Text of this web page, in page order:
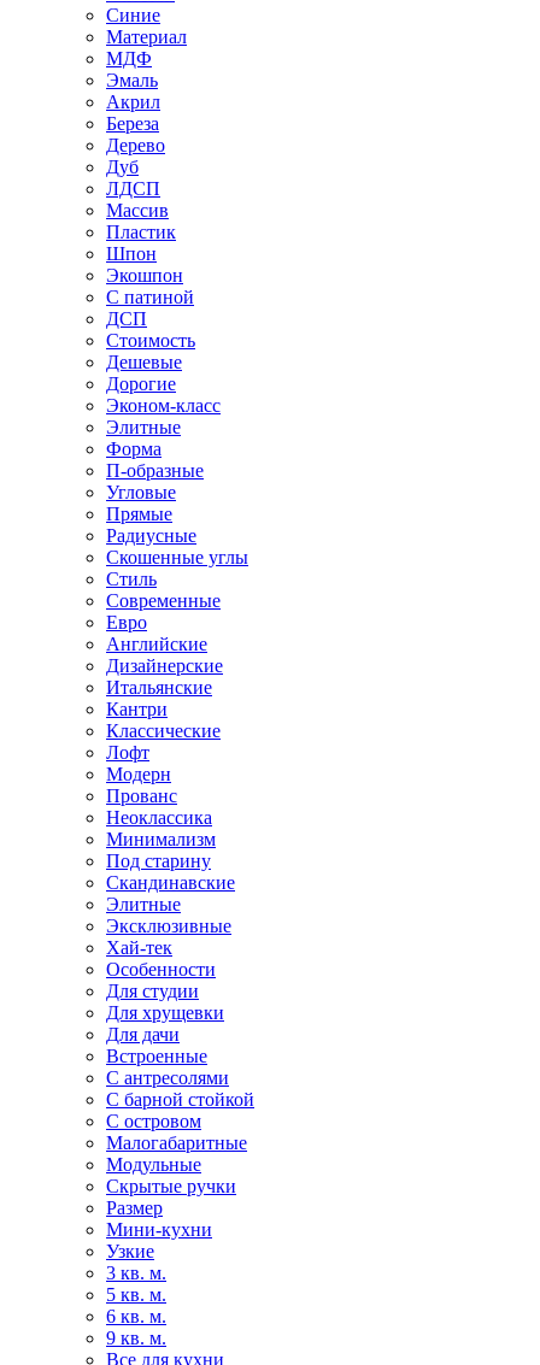
Синие
Материал
МДФ
Эмаль
Акрил
Береза
Дерево
Дуб
ЛДСП
Массив
Пластик
Шпон
Экошпон
С патиной
ДСП
Стоимость
Дешевые
Дорогие
Эконом-класс
Элитные
Форма
П-образные
Угловые
Прямые
Радиусные
Скошенные углы
Стиль
Современные
Евро
Английские
Дизайнерские
Итальянские
Кантри
Классические
Лофт
Модерн
Прованс
Неоклассика
Минимализм
Под старину
Скандинавские
Элитные
Эксклюзивные
Хай-тек
Особенности
Для студии
Для хрущевки
Для дачи
Встроенные
С антресолями
С барной стойкой
С островом
Малогабаритные
Модульные
Скрытые ручки
Размер
Мини-кухни
Узкие
3 кв. м.
5 кв. м.
6 кв. м.
9 кв. м.
Все для кухни